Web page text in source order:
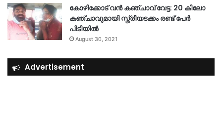
കോഴിക്കോട് വൻ കഞ്ചാവ് വേട്ട: 20 കിലോ
കഞ്ചാവുമായി സ്ത്രീയടക്കം രണ്ട് പേർ
പിടിയിൽ
August 30, 2021
Advertisement